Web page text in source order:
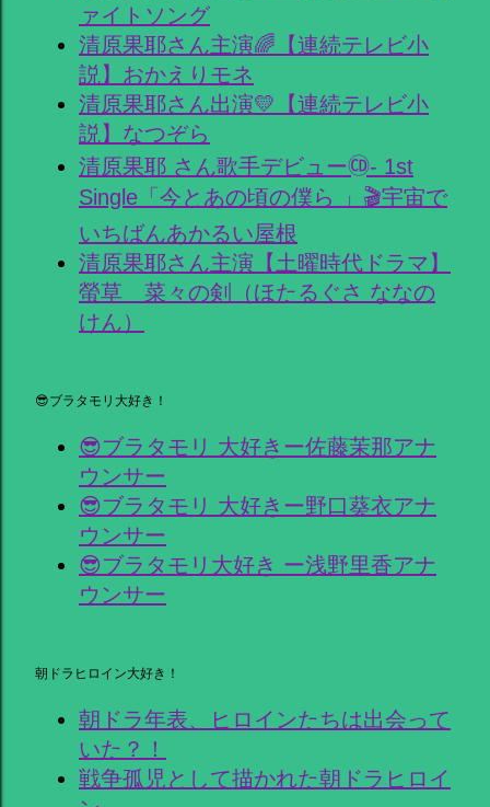
ァイトソング
清原果耶さん主演🌈【連続テレビ小
説】おかえりモネ
清原果耶さん出演💛【連続テレビ小
説】なつぞら
清原果耶 さん歌手デビュー🄭- 1st
Single「今とあの頃の僕ら 」🎬宇宙で
いちばんあかるい屋根
清原果耶さん主演【土曜時代ドラマ】
螢草 菜々の剣（ほたるぐさ ななの
けん）
😎ブラタモリ大好き！
😎ブラタモリ 大好きー佐藤茉那アナ
ウンサー
😎ブラタモリ 大好きー野口葵衣アナ
ウンサー
😎ブラタモリ大好き ー浅野里香アナ
ウンサー
朝ドラヒロイン大好き！
朝ドラ年表、ヒロインたちは出会って
いた？！
戦争孤児として描かれた朝ドラヒロイ